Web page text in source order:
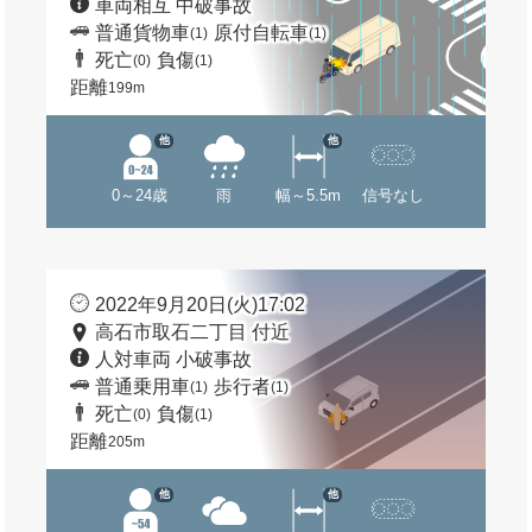
車両相互 中破事故
普通貨物車(1) 原付自転車(1)
死亡(0) 負傷(1)
距離199m
0～24歳
他
雨 幅～5.5m
他
信号なし
2022年9月20日(火)17:02
高石市取石二丁目 付近
人対車両 小破事故
普通乗用車(1) 歩行者(1)
死亡(0) 負傷(1)
距離205m
他 他